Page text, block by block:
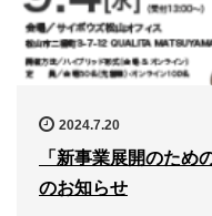
2024.7.20
「新事業展開のため
のお知らせ